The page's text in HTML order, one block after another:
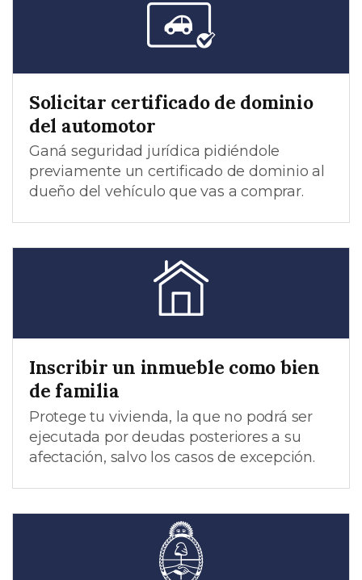
Solicitar certificado de dominio
del automotor
Ganá seguridad jurídica pidiéndole
previamente un certificado de dominio al
dueño del vehículo que vas a comprar.
Inscribir un inmueble como bien
de familia
Protege tu vivienda, la que no podrá ser
ejecutada por deudas posteriores a su
afectación, salvo los casos de excepción.